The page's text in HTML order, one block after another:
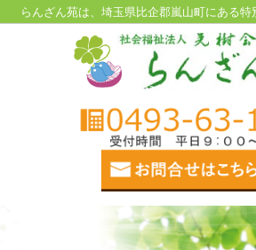
らんざん苑は、埼玉県比企郡嵐山町にある特